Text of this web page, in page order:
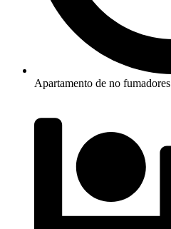
Apartamento de no fumadores